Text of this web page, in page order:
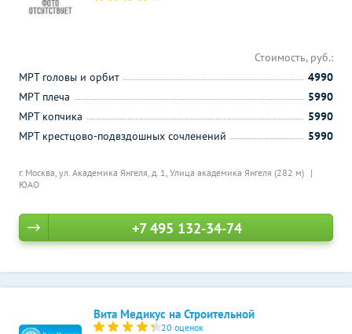
г. Москва, ул. Академика Янгеля, д. 1, Улица академика Янгеля (282 м)
ЮАО
Стоимость, руб.:
МРТ головы и орбит
4990
МРТ плеча
5990
МРТ копчика
5990
МРТ крестцово-подвздошных сочленений
5990
+7 495 132-34-74
Вита Медикус на Строительной
20 оценок